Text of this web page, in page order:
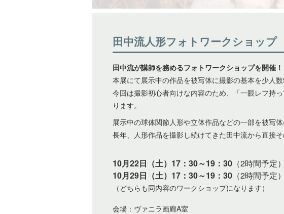
田中流人形フォトワークショップ
田中流が講師を務めるフォトワークショップを開催！
本展にて展示中の作品を被写体に撮影の基本を少人数
今回は撮影初心者向けな内容のため、「一眼レフ持
ります。
展示中の球体関節人形や立体作品などの一部を被写
長年、人形作品を撮影し続けてきた田中流から直接
10月22日（土）17：30～19：30 （2時間予定
10月29日（土）17：30～19：30 （2時間予定
（どちらも同内容のワークショップになります）
会場：ヴァニラ画廊A室